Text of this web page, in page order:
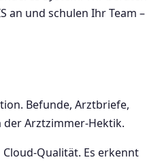
an und schulen Ihr Team –
Befunde, Arztbriefe,
der Arztzimmer-Hektik.
Qualität. Es erkennt